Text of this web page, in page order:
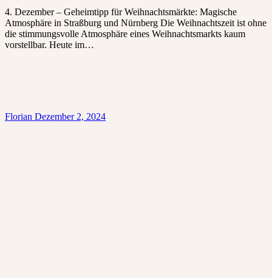
4. Dezember – Geheimtipp für Weihnachtsmärkte: Magische
Atmosphäre in Straßburg und Nürnberg Die Weihnachtszeit ist ohne
die stimmungsvolle Atmosphäre eines Weihnachtsmarkts kaum
vorstellbar. Heute im…
Florian Dezember 2, 2024